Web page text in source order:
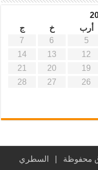
أرب خ
ج
5
6
7
12
13
14
19
20
21
26
27
28
السطري